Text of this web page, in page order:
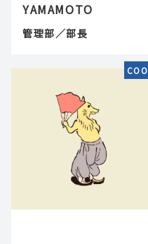
YAMAMOTO
管理部／部長
COO